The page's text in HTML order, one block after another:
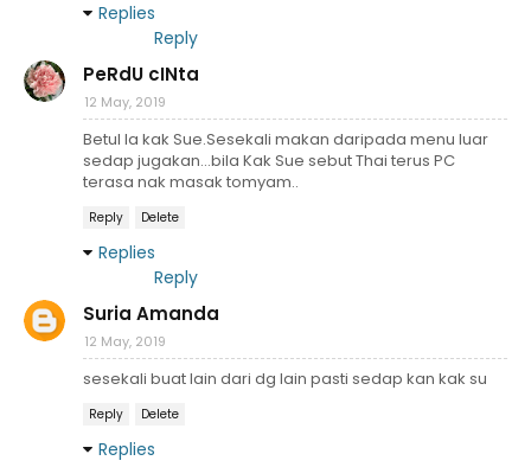
Replies
Reply
PeRdU cINta
12 May, 2019
Betul la kak Sue.Sesekali makan daripada menu luar
sedap jugakan...bila Kak Sue sebut Thai terus PC
terasa nak masak tomyam..
Reply Delete
Replies
Reply
Suria Amanda
12 May, 2019
sesekali buat lain dari dg lain pasti sedap kan kak su
Reply Delete
Replies